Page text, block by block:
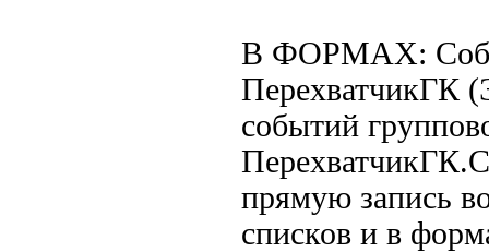
В ФОРМАХ:
ПерехватчикГК
событий
прямую запись
списков и в